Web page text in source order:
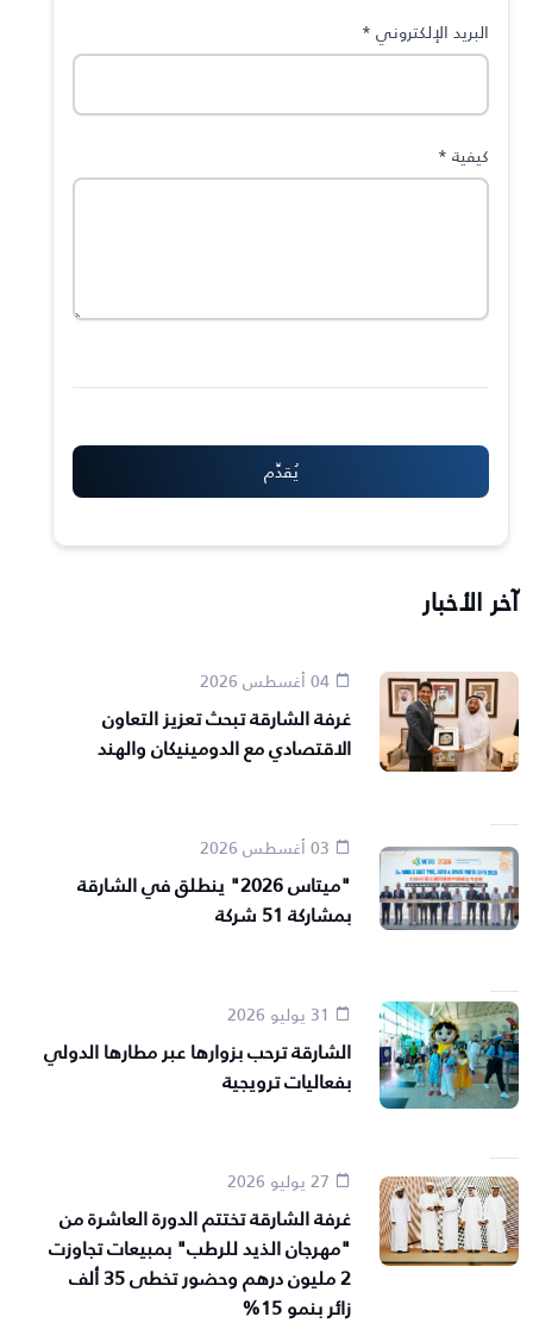
البريد الإلكتروني *
كيفية *
آخر الأخبار
04 أغسطس 2026
غرفة الشارقة تبحث تعزيز التعاون
الاقتصادي مع الدومينيكان والهند
"ميتاس 2026" ينطلق في الشارقة
بمشاركة 51 شركة
الشارقة ترحب بزوارها عبر مطارها الدولي
بفعاليات ترويجية
غرفة الشارقة تختتم الدورة العاشرة من
"مهرجان الذيد للرطب" بمبيعات تجاوزت
2 مليون درهم وحضور تخطى 35 ألف
زائر بنمو 15%